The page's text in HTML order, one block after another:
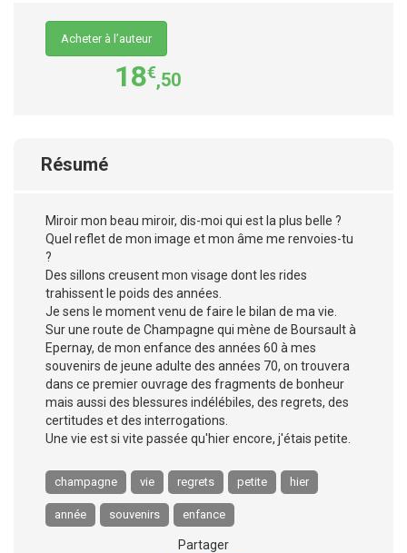
Acheter à l’auteur
18€,50
Résumé
Miroir mon beau miroir, dis-moi qui est la plus belle ?
Quel reflet de mon image et mon âme me renvoies-tu
?
Des sillons creusent mon visage dont les rides
trahissent le poids des années.
Je sens le moment venu de faire le bilan de ma vie.
Sur une route de Champagne qui mène de Boursault à
Epernay, de mon enfance des années 60 à mes
souvenirs de jeune adulte des années 70, on trouvera
dans ce premier ouvrage des fragments de bonheur
mais aussi des blessures indélébiles, des regrets, des
certitudes et des interrogations.
Une vie est si vite passée qu'hier encore, j'étais petite.
champagne vie regrets petite hier
année souvenirs enfance
Partager